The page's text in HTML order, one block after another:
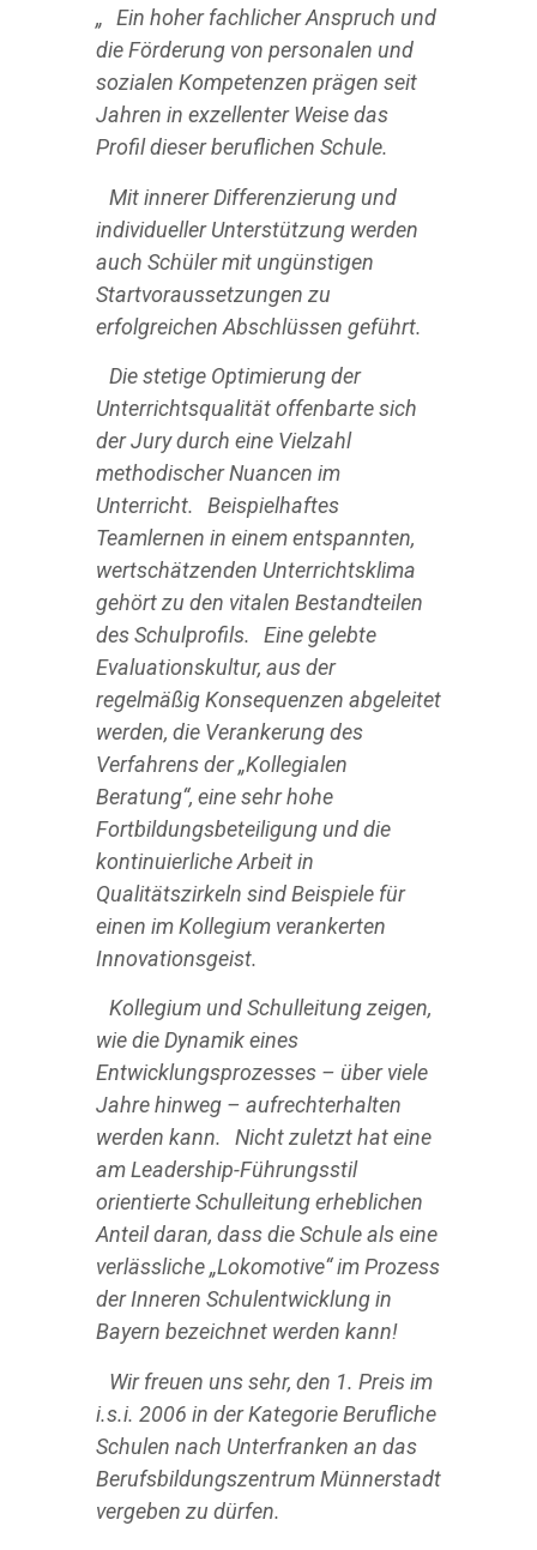
„ Ein hoher fachlicher Anspruch und
die Förderung von personalen und
sozialen Kompetenzen prägen seit
Jahren in exzellenter Weise das
Profil dieser beruflichen Schule.
Mit innerer Differenzierung und
individueller Unterstützung werden
auch Schüler mit ungünstigen
Startvoraussetzungen zu
erfolgreichen Abschlüssen geführt.
Die stetige Optimierung der
Unterrichtsqualität offenbarte sich
der Jury durch eine Vielzahl
methodischer Nuancen im
Unterricht. Beispielhaftes
Teamlernen in einem entspannten,
wertschätzenden Unterrichtsklima
gehört zu den vitalen Bestandteilen
des Schulprofils. Eine gelebte
Evaluationskultur, aus der
regelmäßig Konsequenzen abgeleitet
werden, die Verankerung des
Verfahrens der „Kollegialen
Beratung“, eine sehr hohe
Fortbildungsbeteiligung und die
kontinuierliche Arbeit in
Qualitätszirkeln sind Beispiele für
einen im Kollegium verankerten
Innovationsgeist.
Kollegium und Schulleitung zeigen,
wie die Dynamik eines
Entwicklungsprozesses – über viele
Jahre hinweg – aufrechterhalten
werden kann. Nicht zuletzt hat eine
am Leadership-Führungsstil
orientierte Schulleitung erheblichen
Anteil daran, dass die Schule als eine
verlässliche „Lokomotive“ im Prozess
der Inneren Schulentwicklung in
Bayern bezeichnet werden kann!
Wir freuen uns sehr, den 1. Preis im
i.s.i. 2006 in der Kategorie Berufliche
Schulen nach Unterfranken an das
Berufsbildungszentrum Münnerstadt
vergeben zu dürfen.